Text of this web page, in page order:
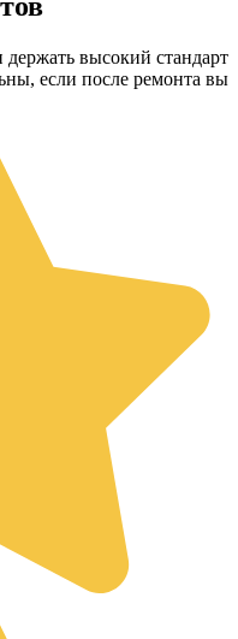
высокий стандарт
если после ремонта вы